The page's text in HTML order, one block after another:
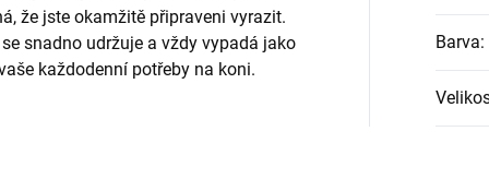
že jste okamžitě připraveni vyrazit.
snadno udržuje a vždy vypadá jako
každodenní potřeby na koni.
Barva: